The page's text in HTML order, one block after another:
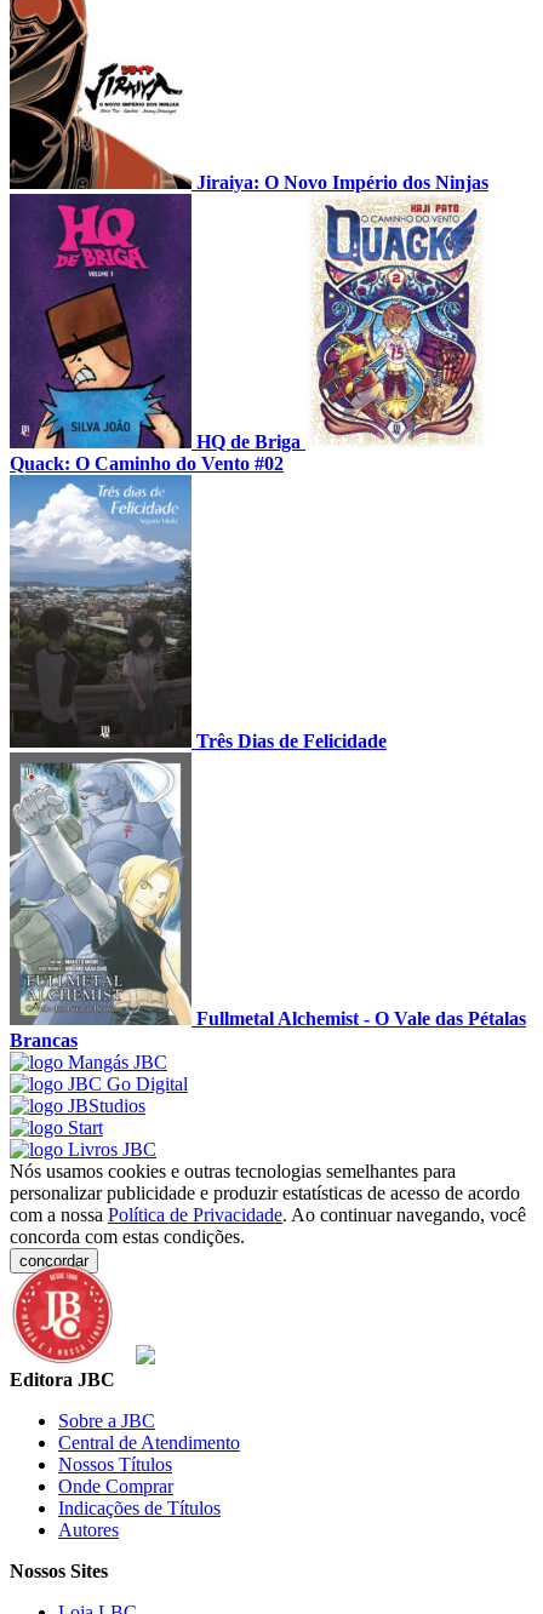
Jiraiya: O Novo Império dos Ninjas
HQ de Briga
Quack: O Caminho do Vento #02
Três Dias de Felicidade
Fullmetal Alchemist - O Vale das Pétalas
Brancas
Nós usamos cookies e outras tecnologias semelhantes para
personalizar publicidade e produzir estatísticas de acesso de acordo
com a nossa Política de Privacidade. Ao continuar navegando, você
concorda com estas condições.
concordar
Editora JBC
Sobre a JBC
Central de Atendimento
Nossos Títulos
Onde Comprar
Indicações de Títulos
Autores
Nossos Sites